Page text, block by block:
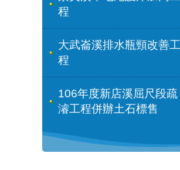
程
大武崙溪排水瓶頸改善工
程
106年度新店溪屈尺段疏
濬工程併辦土石標售